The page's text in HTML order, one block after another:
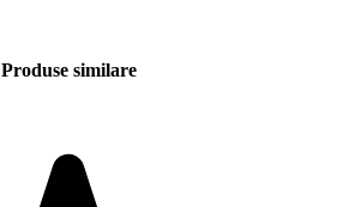
Produse similare